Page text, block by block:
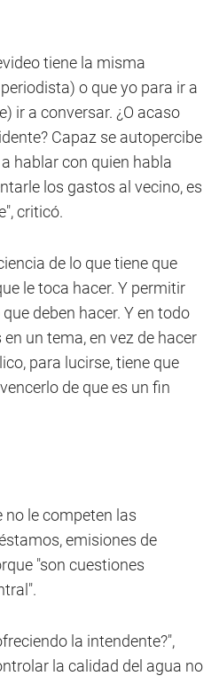
tiene la misma
o que yo para ir a
ir a conversar. ¿O acaso
Capaz se autopercibe
hablar con quien habla
los gastos al vecino, es
criticó.
de lo que tiene que
le toca hacer. Y permitir
deben hacer. Y en todo
un tema, en vez de hacer
para lucirse, tiene que
de que es un fin
no le competen las
emisiones de
"son cuestiones
la intendente?",
la calidad del agua no